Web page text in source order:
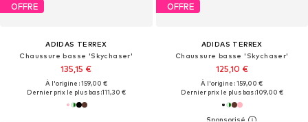
OFFRE
ADIDAS TERREX
Chaussure basse 'Skychaser'
135,15 €
À l'origine : 159,00 €
Dernier prix le plus bas :111,30 €
OFFRE
ADIDAS TERREX
Chaussure basse 'Skychaser'
125,10 €
À l'origine : 159,00 €
Dernier prix le plus bas :109,00 €